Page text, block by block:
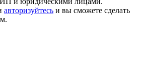
авторизуйтесь и вы сможете сделать